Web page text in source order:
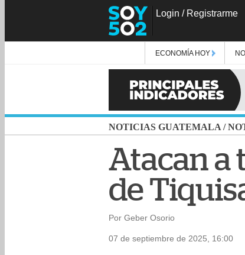
Login / Registrarme
ECONOMÍA HOY
NOTICIAS GUATEMALA /
Atacan a
de
Por Geber Osorio
07 de septiembre de 2025, 16:00